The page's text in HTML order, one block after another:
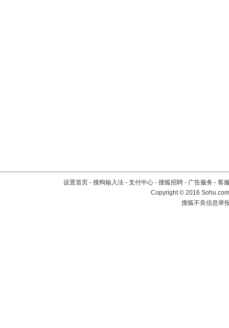
设置首页 - 搜狗输入法 - 支付中心 - 搜狐招聘 - 广告服务 - 客
Copyright©2016
搜狐不良信息举